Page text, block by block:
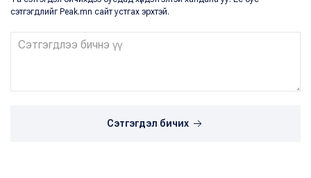
сэтгэгдлийг Peak.mn сайт устгах эрхтэй.
Сэтгэгдэл бичих